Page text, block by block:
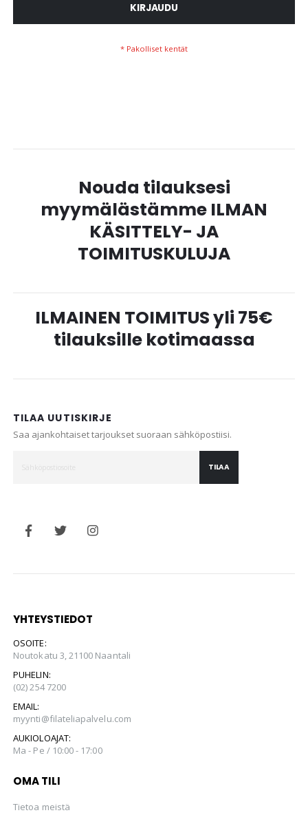
KIRJAUDU
Nouda tilauksesi
myymälästämme ILMAN
KÄSITTELY- JA
TOIMITUSKULUJA
ILMAINEN TOIMITUS yli 75€
tilauksille kotimaassa
TILAA UUTISKIRJE
Saa ajankohtaiset tarjoukset suoraan sähköpostiisi.
TILAA
YHTEYSTIEDOT
OSOITE:
Noutokatu 3, 21100 Naantali
PUHELIN:
(02) 254 7200
EMAIL:
myynti@filateliapalvelu.com
AUKIOLOAJAT:
Ma - Pe / 10:00 - 17:00
OMA TILI
Tietoa meistä